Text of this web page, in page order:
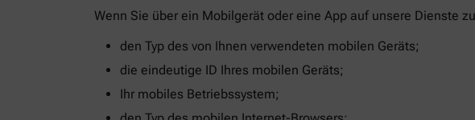
Wenn Sie über ein Mobilgerät oder eine App auf unsere Dienste
den Typ des von Ihnen verwendeten mobilen Geräts;
die eindeutige ID Ihres mobilen Geräts;
Ihr mobiles Betriebssystem;